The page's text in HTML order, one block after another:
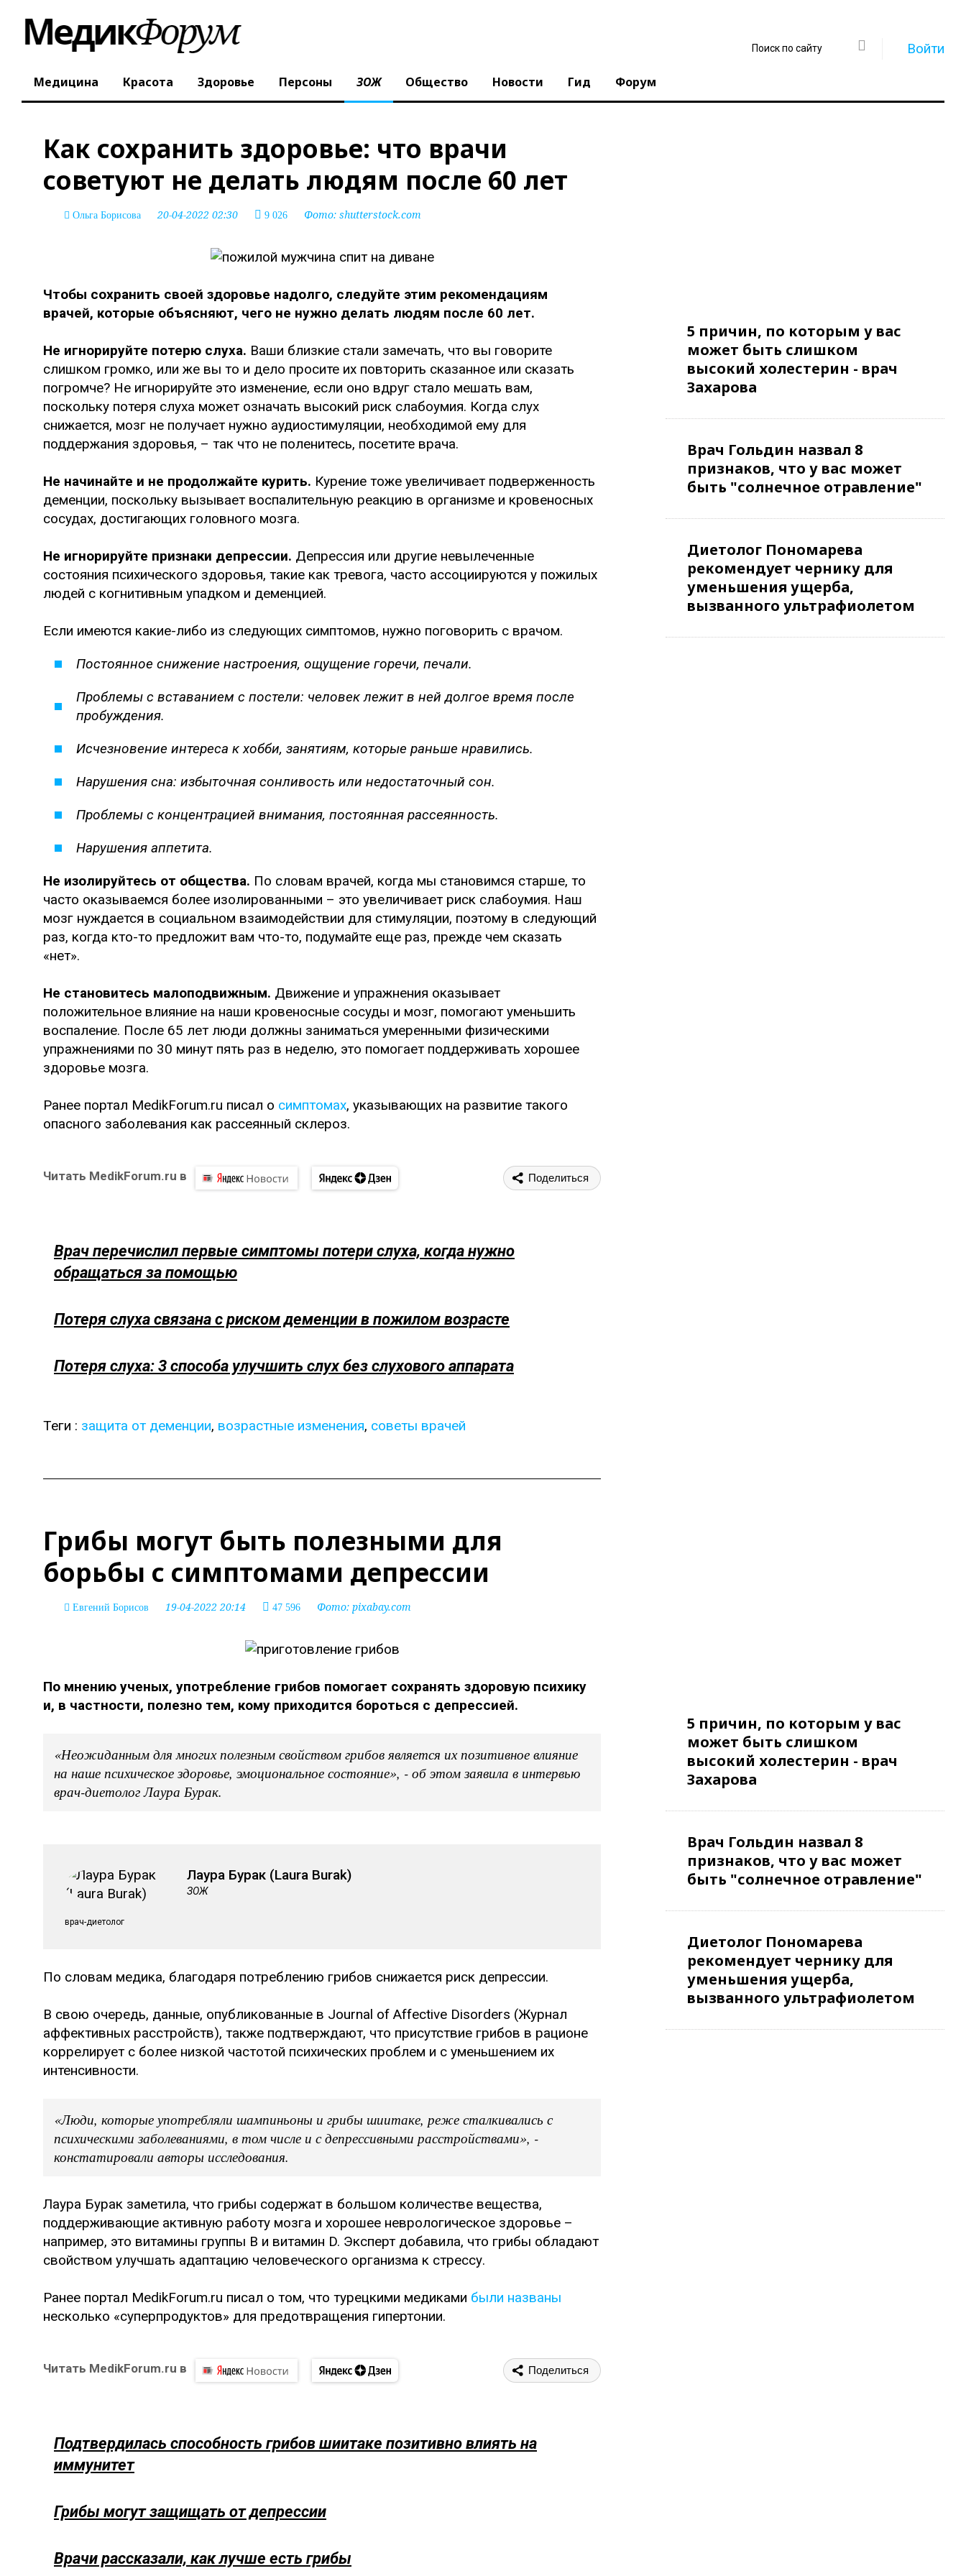
Войти
Медицина Красота Здоровье Персоны ЗОЖ Общество Новости Гид Форум
Как сохранить здоровье: что врачи
советуют не делать людям после 60 лет
Ольга Борисова 20-04-2022 02:30 9 026 Фото: shutterstock.com
Чтобы сохранить своей здоровье надолго, следуйте этим рекомендациям
врачей, которые объясняют, чего не нужно делать людям после 60 лет.
Не игнорируйте потерю слуха. Ваши близкие стали замечать, что вы говорите
слишком громко, или же вы то и дело просите их повторить сказанное или сказать
погромче? Не игнорируйте это изменение, если оно вдруг стало мешать вам,
поскольку потеря слуха может означать высокий риск слабоумия. Когда слух
снижается, мозг не получает нужно аудиостимуляции, необходимой ему для
поддержания здоровья, – так что не поленитесь, посетите врача.
Не начинайте и не продолжайте курить. Курение тоже увеличивает подверженность
деменции, поскольку вызывает воспалительную реакцию в организме и кровеносных
сосудах, достигающих головного мозга.
Не игнорируйте признаки депрессии. Депрессия или другие невылеченные
состояния психического здоровья, такие как тревога, часто ассоциируются у пожилых
людей с когнитивным упадком и деменцией.
Если имеются какие-либо из следующих симптомов, нужно поговорить с врачом.
Постоянное снижение настроения, ощущение горечи, печали.
Проблемы с вставанием с постели: человек лежит в ней долгое время после
пробуждения.
Исчезновение интереса к хобби, занятиям, которые раньше нравились.
Нарушения сна: избыточная сонливость или недостаточный сон.
Проблемы с концентрацией внимания, постоянная рассеянность.
Нарушения аппетита.
Не изолируйтесь от общества. По словам врачей, когда мы становимся старше, то
часто оказываемся более изолированными – это увеличивает риск слабоумия. Наш
мозг нуждается в социальном взаимодействии для стимуляции, поэтому в следующий
раз, когда кто-то предложит вам что-то, подумайте еще раз, прежде чем сказать
«нет».
Не становитесь малоподвижным. Движение и упражнения оказывает
положительное влияние на наши кровеносные сосуды и мозг, помогают уменьшить
воспаление. После 65 лет люди должны заниматься умеренными физическими
упражнениями по 30 минут пять раз в неделю, это помогает поддерживать хорошее
здоровье мозга.
Ранее портал MedikForum.ru писал о симптомах, указывающих на развитие такого
опасного заболевания как рассеянный склероз.
Читать MedikForum.ru в Поделиться
Врач перечислил первые симптомы потери слуха, когда нужно
обращаться за помощью
Потеря слуха связана с риском деменции в пожилом возрасте
Потеря слуха: 3 способа улучшить слух без слухового аппарата
Теги : защита от деменции, возрастные изменения, советы врачей
5 причин, по которым у вас
может быть слишком
высокий холестерин - врач
Захарова
Врач Гольдин назвал 8
признаков, что у вас может
быть "солнечное отравление"
Диетолог Пономарева
рекомендует чернику для
уменьшения ущерба,
вызванного ультрафиолетом
Грибы могут быть полезными для
борьбы с симптомами депрессии
Евгений Борисов 19-04-2022 20:14 47 596 Фото: pixabay.com
По мнению ученых, употребление грибов помогает сохранять здоровую психику
и, в частности, полезно тем, кому приходится бороться с депрессией.
«Неожиданным для многих полезным свойством грибов является их позитивное влияние
на наше психическое здоровье, эмоциональное состояние», - об этом заявила в интервью
врач-диетолог Лаура Бурак.
Лаура Бурак (Laura Burak)
ЗОЖ
врач-диетолог
По словам медика, благодаря потреблению грибов снижается риск депрессии.
В свою очередь, данные, опубликованные в Journal of Affective Disorders (Журнал
аффективных расстройств), также подтверждают, что присутствие грибов в рационе
коррелирует с более низкой частотой психических проблем и с уменьшением их
интенсивности.
«Люди, которые употребляли шампиньоны и грибы шиитаке, реже сталкивались с
психическими заболеваниями, в том числе и с депрессивными расстройствами», -
констатировали авторы исследования.
Лаура Бурак заметила, что грибы содержат в большом количестве вещества,
поддерживающие активную работу мозга и хорошее неврологическое здоровье –
например, это витамины группы В и витамин D. Эксперт добавила, что грибы обладают
свойством улучшать адаптацию человеческого организма к стрессу.
Ранее портал MedikForum.ru писал о том, что турецкими медиками были названы
несколько «суперпродуктов» для предотвращения гипертонии.
Читать MedikForum.ru в Поделиться
Подтвердилась способность грибов шиитаке позитивно влиять на
иммунитет
Грибы могут защищать от депрессии
Врачи рассказали, как лучше есть грибы
5 причин, по которым у вас
может быть слишком
высокий холестерин - врач
Захарова
Врач Гольдин назвал 8
признаков, что у вас может
быть "солнечное отравление"
Диетолог Пономарева
рекомендует чернику для
уменьшения ущерба,
вызванного ультрафиолетом